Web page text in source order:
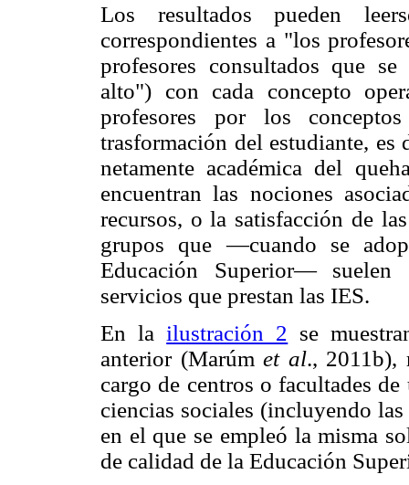
Los resultados pueden
correspondientes a "los
profesores consultados que
alto") con cada concepto
profesores por los
trasformación del estudiante, es
netamente académica del
encuentran las nociones
recursos, o la satisfacción de
grupos que —cuando se
Educación Superior—
servicios que prestan las IES.
En la ilustración 2 se
anterior (Marúmet al., 2011b),
cargo de centros o facultades
ciencias sociales (incluyendo
en el que se empleó la misma
de calidad de la Educación